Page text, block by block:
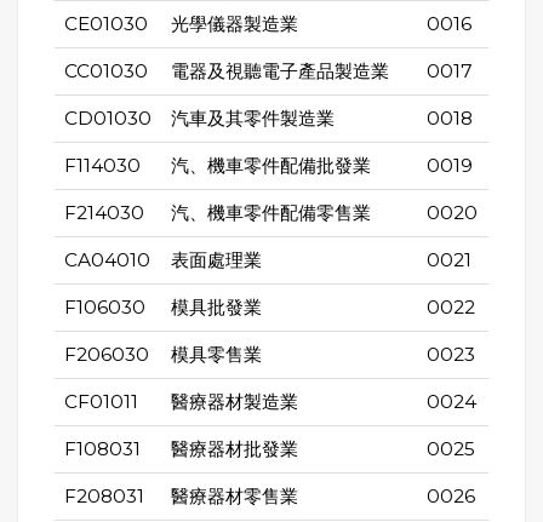
CE01030 光學儀器製造業 0016
CC01030 電器及視聽電子產品製造業 0017
CD01030 汽車及其零件製造業 0018
F114030 汽、機車零件配備批發業 0019
F214030 汽、機車零件配備零售業 0020
CA04010 表面處理業 0021
F106030 模具批發業 0022
F206030 模具零售業 0023
CF01011 醫療器材製造業 0024
F108031 醫療器材批發業 0025
F208031 醫療器材零售業 0026